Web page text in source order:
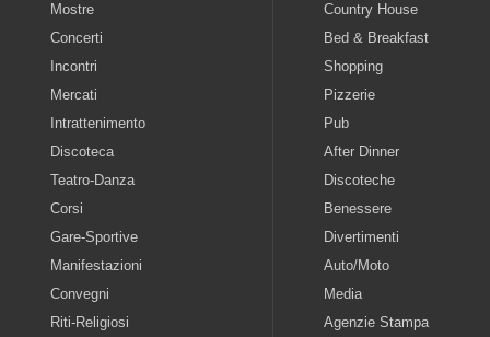
Mostre
Concerti
Incontri
Mercati
Intrattenimento
Discoteca
Teatro-Danza
Corsi
Gare-Sportive
Manifestazioni
Convegni
Riti-Religiosi
Country House
Bed & Breakfast
Shopping
Pizzerie
Pub
After Dinner
Discoteche
Benessere
Divertimenti
Auto/Moto
Media
Agenzie Stampa